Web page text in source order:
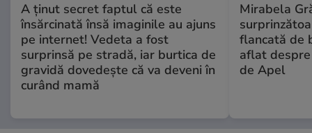
A ținut secret faptul că este
însărcinată însă imaginile au ajuns
pe internet! Vedeta a fost
surprinsă pe stradă, iar burtica de
gravidă dovedește că va deveni în
curând mamă
Mirabela
flancată de
aflat
de Apel